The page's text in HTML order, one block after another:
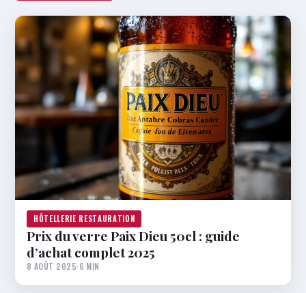
HÔTELLERIE RESTAURATION
Prix du verre Paix Dieu 50cl : guide
d’achat complet 2025
8 AOÛT 2025·6 MIN